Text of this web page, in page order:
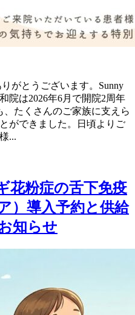
がとうございます。Sunny
院は2026年6月で開院2周年
、たくさんのご家族に支えら
ができました。日頃よりご
...
花粉症の舌下免疫
）導入予約と供給
知らせ